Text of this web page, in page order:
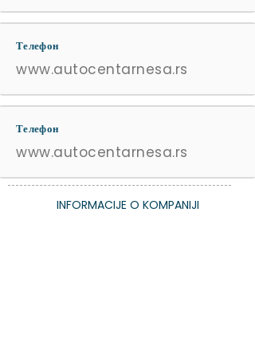
Телефон
www.autocentarnesa.rs
Телефон
www.autocentarnesa.rs
INFORMACIJE O KOMPANIJI